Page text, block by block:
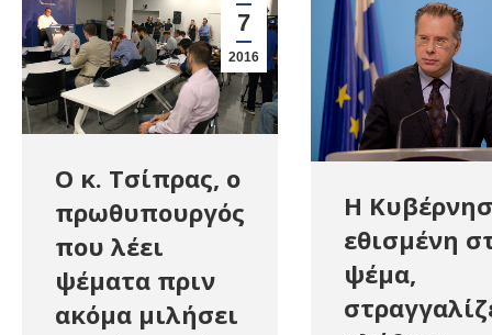
7
2016
Ο κ. Τσίπρας, ο
πρωθυπουργός
που λέει
ψέματα πριν
ακόμα μιλήσει
Η
εθισμένη
ψέμα,